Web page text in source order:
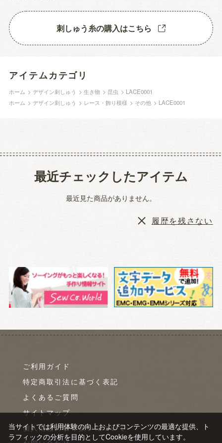
刺しゅう糸の購入はこちら
アイテムカテゴリ
ホーム >デザイン刺しゅう >生き物 > 昆虫 > LACE0001
ホーム >デザイン刺しゅう > レース・飾り模様 > その他 > LACE0001
最近チェックしたアイテム
最近見た商品がありません。
履歴を残さない
ご利用ガイド
特定商取引法に基づく表記
よくあるご質問
サイトマップ
個人情報の取り扱いについて
当サイトでは利用体験の向上およびコンテンツの最適な提供、ト
ラフィックの分析を目的としてCookieを使用しています。